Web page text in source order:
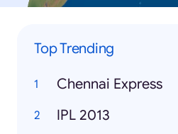
Top Trending
Chennai Express
IPL 2013